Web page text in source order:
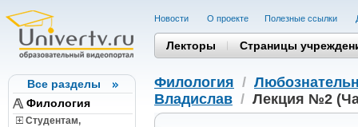
Все разделы
Филология
Студентам,
Новости О проекте Полезные cсылки
Лекторы Страницы
Филология /
Владислав / Лекция №2